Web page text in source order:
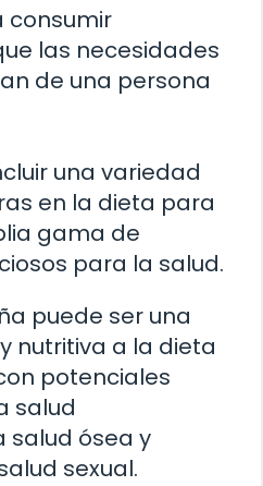
consumir
las necesidades
de una persona
una variedad
en la dieta para
gama de
para la salud.
puede ser una
nutritiva a la dieta
potenciales
salud
salud ósea y
sexual.